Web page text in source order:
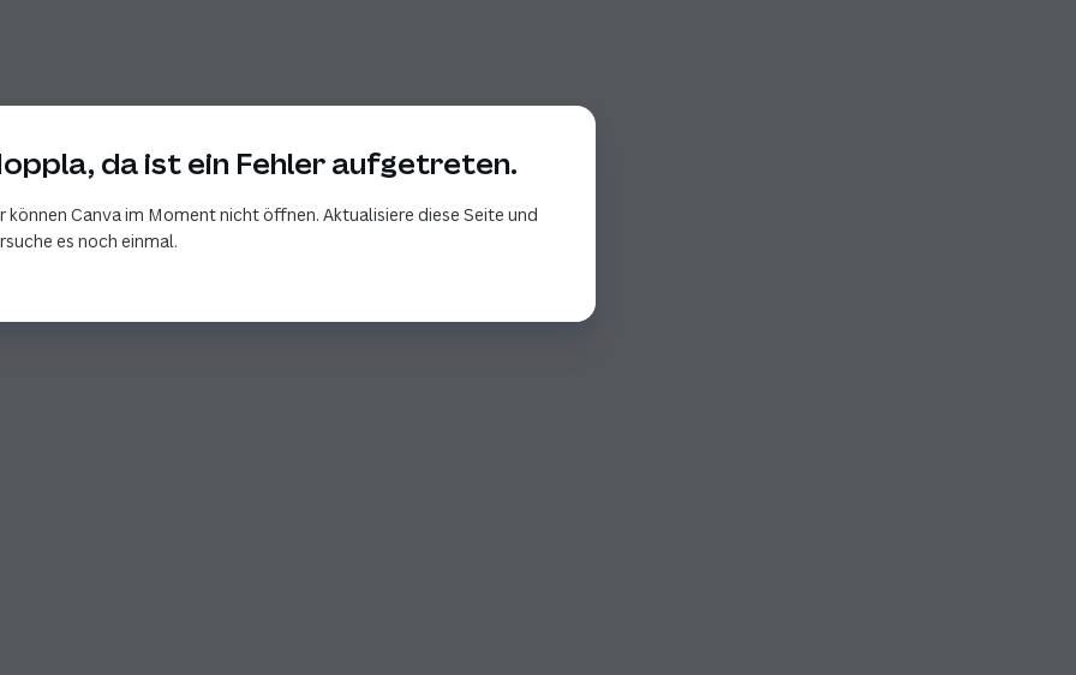
da ist ein Fehler aufgetreten.
können Canva im Moment nicht öffnen. Aktualisiere diese Seite und
es noch einmal.